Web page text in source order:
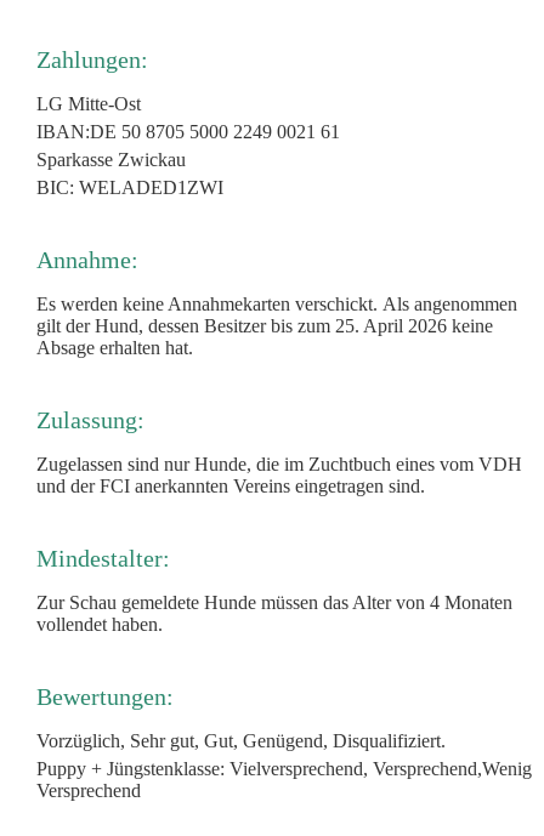
Zahlungen:
LG Mitte-Ost
IBAN:DE 50 8705 5000 2249 0021 61
Sparkasse Zwickau
BIC: WELADED1ZWI
Annahme:
Es werden keine Annahmekarten verschickt. Als angenommen
gilt der Hund, dessen Besitzerbis zum 25. April 2026 keine
Absage erhalten hat.
Zulassung:
Zugelassen sind nur Hunde, die im Zuchtbuch eines vom VDH
und der FCI anerkannten Vereins eingetragen sind.
Mindestalter:
Zur Schau gemeldete Hunde müssen das Alter von 4 Monaten
vollendet haben.
Bewertungen:
Vorzüglich, Sehr gut, Gut, Genügend, Disqualifiziert.
Puppy + Jüngstenklasse: Vielversprechend, Versprechend,Wenig
Versprechend